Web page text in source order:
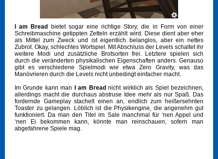
I am Bread
bietet sogar eine richtige Story, die in Form von einer
Schreibmaschine getippten Zetteln erzählt wird. Diese dient aber eher
als Mittel zum Zweck und ist eigentlich belanglos, aber ein nettes
Zubrot. Okay, schlechtes Wortspiel. Mit Abschluss der Levels schaltet ihr
weitere Modi und zusätzliche Brotsorten frei. Letztere spielen sich
durch die veränderten physikalischen Eigenschaften anders. Genauso
gibt es verschiedene Spielmodi wie etwa Zero Gravity, was das
Manövrieren durch die Levels nicht unbedingt einfacher macht.
Im Grunde kann man
I am Bread nicht wirklich als Spiel bezeichnen,
allerdings macht die durchaus abstruse Idee mehr als nur Spaß. Das
fordernde Gameplay stachelt einen an, endlich zum heißersehnten
Toaster zu gelangen. Löblich ist die Physikengine, die angenehm gut
funktioniert. Da man den Titel im Sale manchmal für ‘nen Appel und
‘nen Ei bekommen kann, könnte man reinschauen, sofern man
abgefahrene Spiele mag.